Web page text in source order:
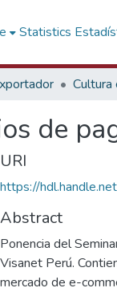
Statistics
Cultura
de
URI
https://
Abstract
Ponencia del
Visanet Perú.
mercado de e-